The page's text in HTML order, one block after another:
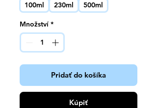
100ml
230ml 500ml
Množství *
Pridať do košíka
Kúpiť